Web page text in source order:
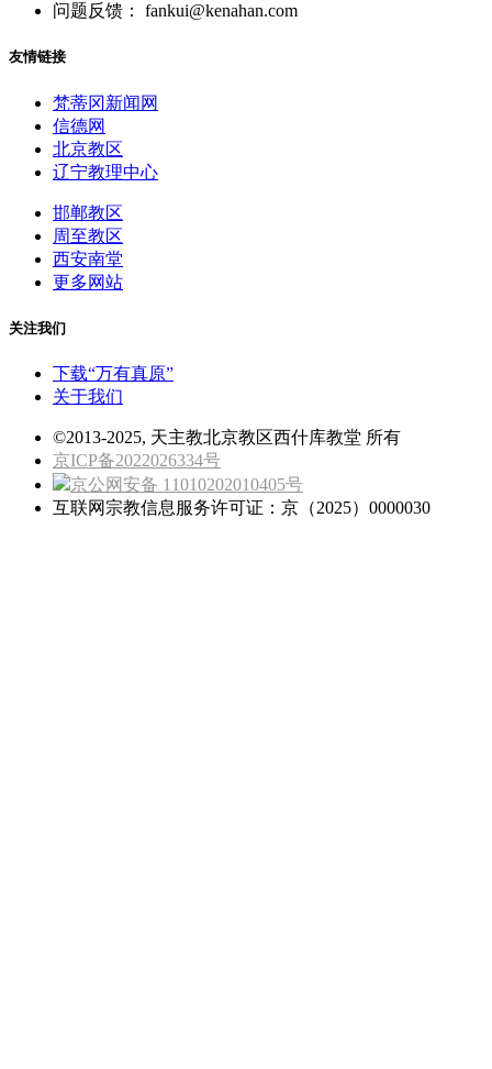
问题反馈： fankui@kenahan.com
友情链接
梵蒂冈新闻网
信德网
北京教区
辽宁教理中心
邯郸教区
周至教区
西安南堂
更多网站
关注我们
下载“万有真原”
关于我们
©2013-2025, 天主教北京教区西什库教堂 所有
京ICP备2022026334号
京公网安备 11010202010405号
互联网宗教信息服务许可证：京（2025）0000030